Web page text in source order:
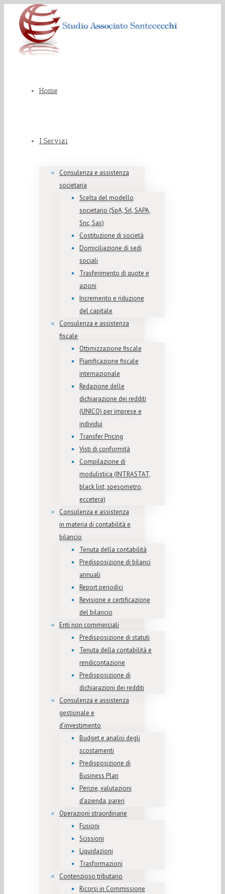
Home
I Servizi
Consulenza e assistenza
societaria
Scelta del modello
societario (SpA, Srl, SAPA,
Snc, Sas)
Costituzione di società
Domiciliazione di sedi
sociali
Trasferimento di quote e
azioni
Incremento e riduzione
del capitale
Consulenza e assistenza
fiscale
Ottimizzazione fiscale
Pianificazione fiscale
internazionale
Redazione delle
dichiarazione dei redditi
(UNICO) per imprese e
individui
Transfer Pricing
Visti di conformità
Compilazione di
modulistica (INTRASTAT,
black list, spesometro,
eccetera)
Consulenza e assistenza
in materia di contabilità e
bilancio
Tenuta della contabilità
Predisposizione di bilanci
annuali
Report periodici
Revisione e certificazione
del bilancio
Enti non commerciali
Predisposizione di statuti
Tenuta della contabilità e
rendicontazione
Predisposizione di
dichiarazioni dei redditi
Consulenza e assistenza
gestionale e
d’investimento
Budget e analisi degli
scostamenti
Predisposizione di
Business Plan
Perizie, valutazioni
d’azienda, pareri
Operazioni straordinarie
Fusioni
Scissioni
Liquidazioni
Trasformazioni
Contenzioso tributario
Ricorsi in Commissione